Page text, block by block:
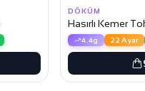
DÖKÜM
Hasırlı Kemer
4.4g 22 Ayar